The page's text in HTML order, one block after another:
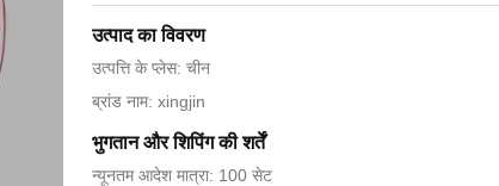
उत्पाद का विवरण
उत्पत्ति के प्लेस: चीन
ब्रांड नाम: xingjin
भुगतान और शिपिंग की शर्तें
न्यूनतम आदेश मात्रा: 100 सेट